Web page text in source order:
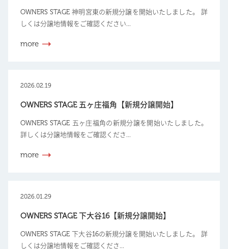
OWNERS STAGE 神明宮東の新規分譲を開始いたしました。 詳
しくは分譲地情報をご確認ください...
more
2026.02.19
OWNERS STAGE 五ヶ庄福角【新規分譲開始】
OWNERS STAGE 五ヶ庄福角の新規分譲を開始いたしました。
詳しくは分譲地情報をご確認くださ...
more
2026.01.29
OWNERS STAGE 下大谷16【新規分譲開始】
OWNERS STAGE 下大谷16の新規分譲を開始いたしました。 詳
しくは分譲地情報をご確認くださ...